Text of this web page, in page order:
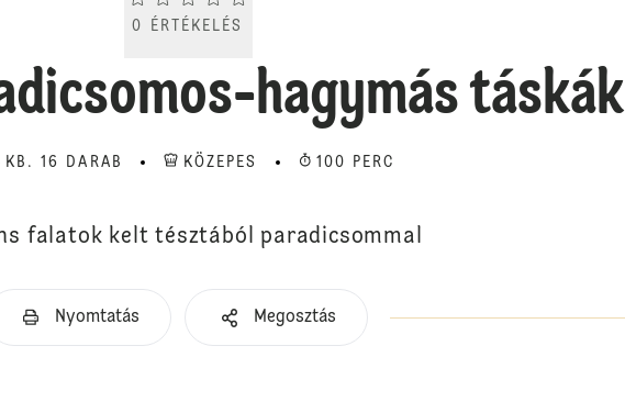
0 ÉRTÉKELÉS
hagymás táskák
KB. 16 DARAB KÖZEPES 100 PERC
falatok kelt tésztából paradicsommal
Nyomtatás Megosztás